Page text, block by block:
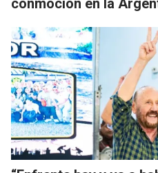
conmoción en la